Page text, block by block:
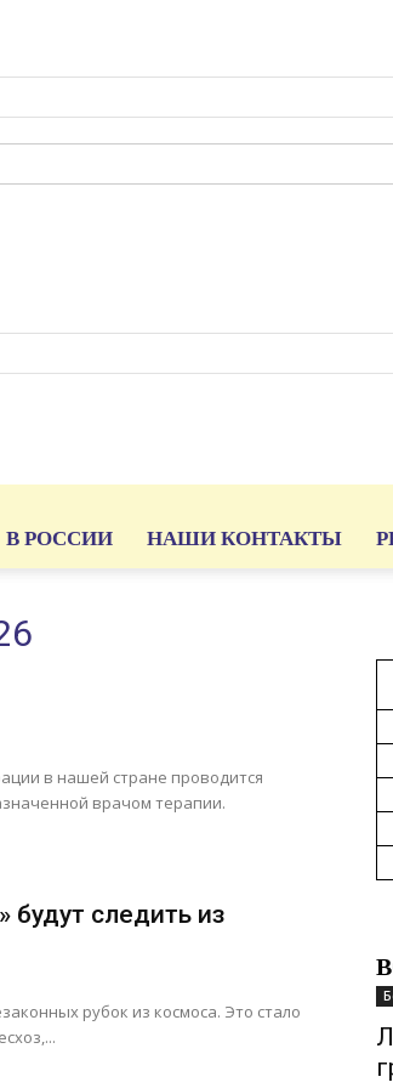
В РОССИИ НАШИ КОНТАКТЫ
в нашей стране проводится
врачом терапии.
будут следить из
рубок из космоса. Это стало